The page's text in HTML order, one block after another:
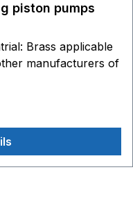
piston pumps
Brass applicable
manufacturers of